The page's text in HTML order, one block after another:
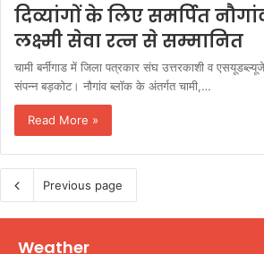
दिव्यांगों के लिए समर्पित
लक्ष्मी सेवा रत्न से सम्मानित
चामी बर्नीगाड में जिला पत्रकार संघ उत्तरकाशी व
संपन्न बड़कोट। नौगांव ब्लॉक के अंतर्गत चामी,…
Read More »
Previous page
Weather